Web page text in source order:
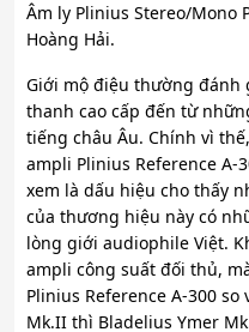
Âm ly Plinius Stereo/Mono
Hoàng Hải.
Giới mộ điệu thường đánh
thanh cao cấp đến từ
tiếng châu Âu. Chính vì
ampli Plinius Reference
xem là dấu hiệu cho thấy
của thương hiệu này có
lòng giới audiophile Việt.
ampli công suất đối thủ,
Plinius Reference A-300
Mk.II thì Bladelius Ymer